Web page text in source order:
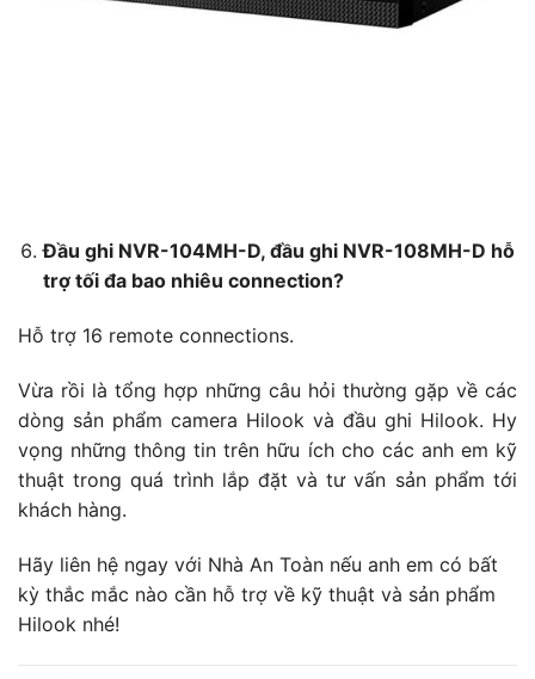
Đầu ghi NVR-104MH-D, đầu ghi NVR-108MH-D hỗ
trợ tối đa bao nhiêu connection?
Hỗ trợ 16 remote connections.
Vừa rồi là tổng hợp những câu hỏi thường gặp về các
dòng sản phẩm camera Hilook và đầu ghi Hilook. Hy
vọng những thông tin trên hữu ích cho các anh em kỹ
thuật trong quá trình lắp đặt và tư vấn sản phẩm tới
khách hàng.
Hãy liên hệ ngay với Nhà An Toàn nếu anh em có bất
kỳ thắc mắc nào cần hỗ trợ về kỹ thuật và sản phẩm
Hilook nhé!